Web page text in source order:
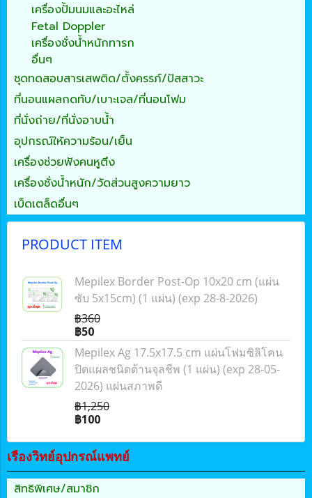
เครื่องปั้มนมและอะไหล่
Fetal Doppler
เครื่องชั่งน้ำหนักทารก
อื่นๆ
ชุดทดสอบสารเสพติด/ตั้งครรภ์/ปัสสาวะ
ที่นอนแผลกดทับ/เบาะเจล/ที่นอนโฟม
ที่นั่งถ่าย/ที่นั่งอาบน้ำ
อุปกรณ์ให้ความร้อน/เย็น
เครื่องช่วยฟังคนหูตึง
เครื่องชั่งน้ำหนัก/วัดส่วนสูงความยาว
เบ็ดเตล็ดอื่นๆ
PRODUCT ITEM
Mepilex Border Post-Op 10x20 cm (แผ่น
ซับ 5x15cm) (1 แผ่น) (exp 28-8-2026)
฿360
฿50
Mepilex Ag 17.5x17.5 cm แผ่นโฟมซิลิโคน
ปิดแผลชนิดต้านจุลชีพ (1 แผ่น) (exp 28-05-
2026) แผ่นสภาพดี
฿1,250
฿100
เรืองวิทย์อุปกรณ์แพทย์
สิทธิพิเศษ/สมาชิก